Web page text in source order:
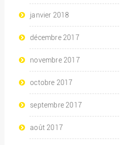
janvier 2018
décembre 2017
novembre 2017
octobre 2017
septembre 2017
août 2017